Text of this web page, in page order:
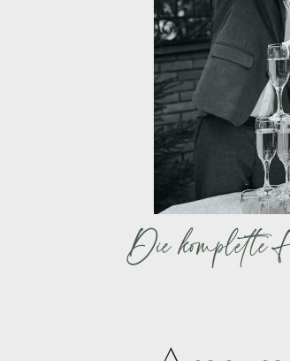
Die komplette